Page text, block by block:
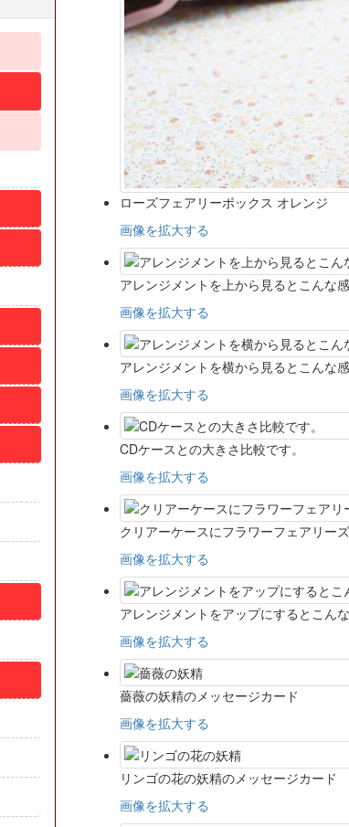
ローズフェアリーボックス オレンジ
画像を拡大する
アレンジメントを上から見るとこんな感
画像を拡大する
アレンジメントを横から見るとこんな感
画像を拡大する
CDケースとの大きさ比較です。
画像を拡大する
クリアーケースにフラワーフェアリー
画像を拡大する
アレンジメントをアップにするとこん
画像を拡大する
薔薇の妖精のメッセージカード
画像を拡大する
リンゴの花の妖精のメッセージカード
画像を拡大する